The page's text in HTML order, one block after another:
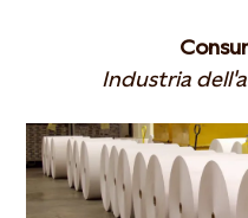
Industria